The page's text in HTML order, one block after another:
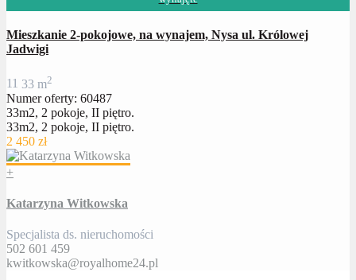
Mieszkanie 2-pokojowe, na wynajem, Nysa ul. Królowej
Jadwigi
11 33 m2
Numer oferty: 60487
33m2, 2 pokoje, II piętro.
33m2, 2 pokoje, II piętro.
2 450 zł
+
Katarzyna Witkowska
Specjalista ds. nieruchomości
502 601 459
kwitkowska@royalhome24.pl